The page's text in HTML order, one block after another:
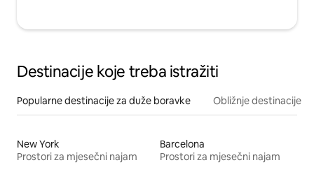
Destinacije koje treba istražiti
Popularne destinacije za duže boravke Obližnje destinacije
New York
Prostori za mjesečni najam
Barcelona
Prostori za mjesečni najam